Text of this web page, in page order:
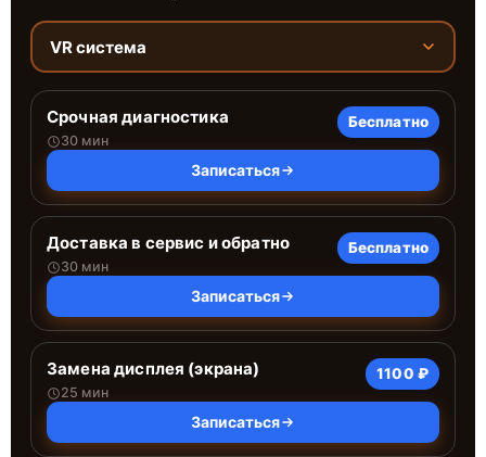
VR система
Срочная диагностика
30 мин
Бесплатно
Записаться
Доставка в сервис и обратно
30 мин
Бесплатно
Записаться
Замена дисплея (экрана)
25 мин
1100 ₽
Записаться